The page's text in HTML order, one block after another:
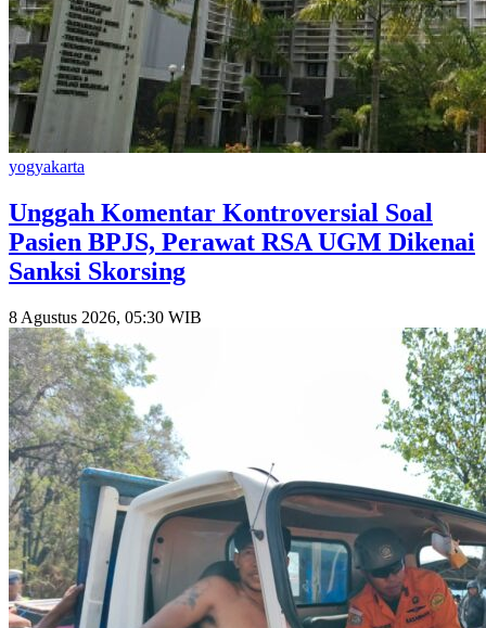
yogyakarta
Unggah Komentar Kontroversial Soal
Pasien BPJS, Perawat RSA UGM Dikenai
Sanksi Skorsing
8 Agustus 2026, 05:30 WIB